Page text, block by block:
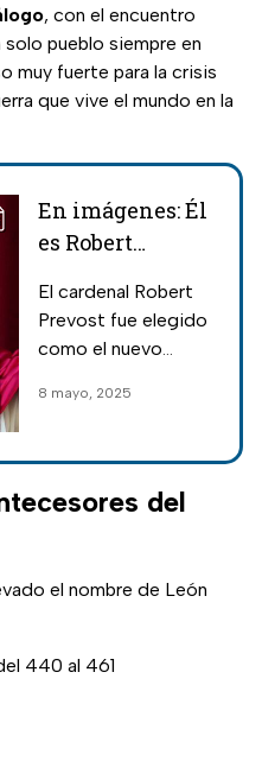
, con el encuentro
pueblo siempre en
muy fuerte para la crisis
que vive el mundo en la
En imágenes: Él
es Robert
el nuevo papa
León XIV que
pontificado
El cardenal Robert
Prevost fue elegido
como el nuevo
Vaticano; será el
inició su pontificado
como líder de la
iglesia Católica.
8 mayo, 2025
del
el nombre de León
440 al 461